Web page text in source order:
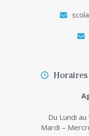
Du Lundi
Mardi –